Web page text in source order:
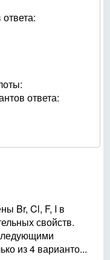
ответа:
Br, Cl, F, I в
свойств.
из 4 варианто...